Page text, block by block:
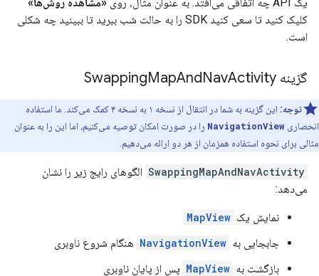
کلیک کنید تا سعی کنید SDK را به حالت شب ببرید تا ببینید چه شکلی
است.
گزینه Swapping MapAndNavActivity
توجه:
این گزینه به شما در انتقال از نسخه ۱ به نسخه ۴ کمک می‌کند. ما استفاده
انحصاری NavigationView را در صورت امکان توصیه می‌کنیم، اما این را به عنوان
مثالی برای نحوه استفاده همزمان از هر دو ارائه می‌دهیم.
SwappingMapAndNavActivity الگوهای رایج زیر را نشان
می‌دهد:
نمایش یک MapView
جابجایی به NavigationView هنگام شروع ناوبری
بازگشت به MapView پس از پایان ناوبری